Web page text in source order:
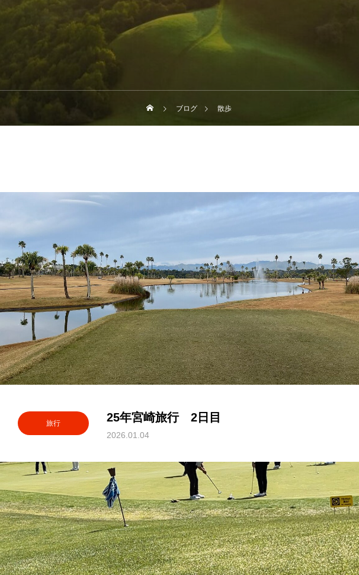
ブログ 散歩
旅行 25年宮崎旅行 2日目
2026.01.04